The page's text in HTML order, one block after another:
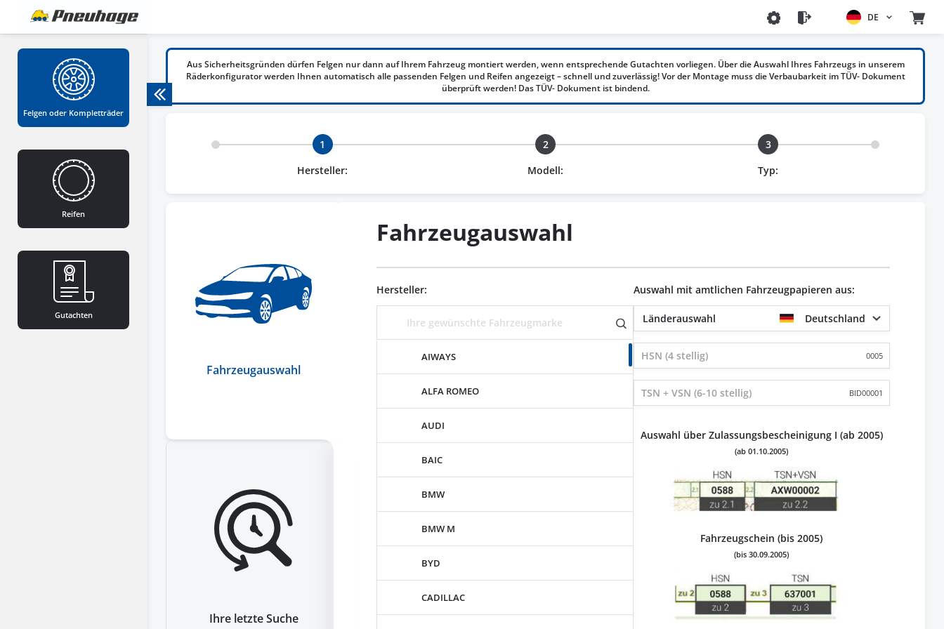
DE
Felgen oder Kompletträder
Reifen
Gutachten
Aus Sicherheitsgründen dürfen Felgen nur dann auf Ihrem Fahrzeug montiert werden, wenn entsprechende Gutachten vorliegen. Über die Auswahl Ihres Fahrzeugs in unserem
Räderkonfigurator werden Ihnen automatisch alle passenden Felgen und Reifen angezeigt – schnell und zuverlässig! Vor der Montage muss die Verbaubarkeit im TÜV- Dokument
überprüft werden! Das TÜV- Dokument ist bindend.
1
Hersteller:
2
Modell:
3
Typ:
Fahrzeugauswahl
Ihre letzte Suche
Fahrzeugauswahl
Hersteller:
AIWAYS
ALFA ROMEO
AUDI
BAIC
BMW
BMW M
BYD
CADILLAC
Auswahl mit amtlichen Fahrzeugpapieren aus:
Länderauswahl Deutschland
0005
BID00001
Auswahl über Zulassungsbescheinigung I (ab 2005)
(ab 01.10.2005)
Fahrzeugschein (bis 2005)
(bis 30.09.2005)